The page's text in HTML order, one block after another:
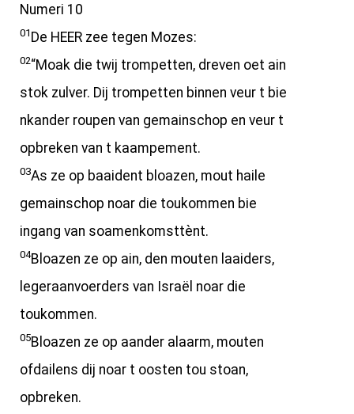
Numeri 10
01 De HEER zee tegen Mozes:
02“Moak die twij trompetten, dreven oet ain
stok zulver. Dij trompetten binnen veur t bie
nkander roupen van gemainschop en veur t
opbreken van t kaampement.
03As ze op baaident bloazen, mout haile
gemainschop noar die toukommen bie
ingang van soamenkomsttènt.
04Bloazen ze op ain, den mouten laaiders,
legeraanvoerders van Israël noar die
toukommen.
05Bloazen ze op aander alaarm, mouten
ofdailens dij noar t oosten tou stoan,
opbreken.